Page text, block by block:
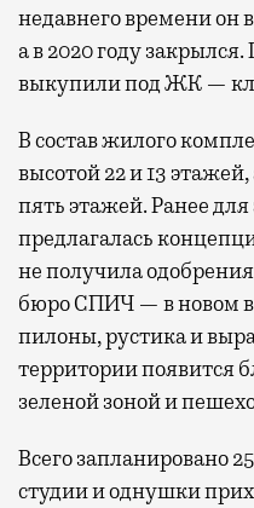
недавнего времени он
а в 2020 году
выкупили под ЖК —
В состав жилого
высотой 22 и 13
пять этажей. Ранее для
предлагалась
не получила
бюро СПИЧ — в новом
пилоны, рустика и
территории появится
зеленой зоной и
Всего запланировано
студии и однушки